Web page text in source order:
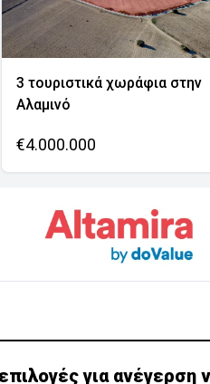
3 τουριστικά χωράφια στην
Αλαμινό
€4.000.000
για